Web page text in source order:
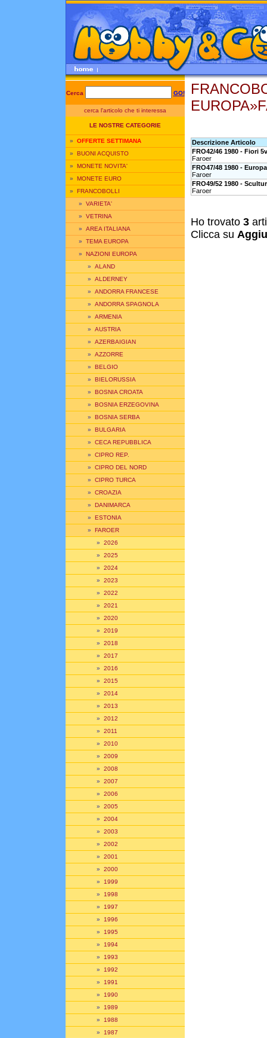
Cerca GO!
cerca l'articolo che ti interessa
LE NOSTRE CATEGORIE
» OFFERTE SETTIMANA
» BUONI ACQUISTO
» MONETE NOVITA'
» MONETE EURO
» FRANCOBOLLI
» VARIETA'
» VETRINA
» AREA ITALIANA
» TEMA EUROPA
» NAZIONI EUROPA
» ALAND
» ALDERNEY
» ANDORRA FRANCESE
» ANDORRA SPAGNOLA
» ARMENIA
» AUSTRIA
» AZERBAIGIAN
» AZZORRE
» BELGIO
» BIELORUSSIA
» BOSNIA CROATA
» BOSNIA ERZEGOVINA
» BOSNIA SERBA
» BULGARIA
» CECA REPUBBLICA
» CIPRO REP.
» CIPRO DEL NORD
» CIPRO TURCA
» CROAZIA
» DANIMARCA
» ESTONIA
» FAROER
» 2026
» 2025
» 2024
» 2023
» 2022
» 2021
» 2020
» 2019
» 2018
» 2017
» 2016
» 2015
» 2014
» 2013
» 2012
» 2011
» 2010
» 2009
» 2008
» 2007
» 2006
» 2005
» 2004
» 2003
» 2002
» 2001
» 2000
» 1999
» 1998
» 1997
» 1996
» 1995
» 1994
» 1993
» 1992
» 1991
» 1990
» 1989
» 1988
» 1987
Descrizione Articolo
FRO42/46 1980 - Fiori
Faroer
FRO47/48 1980 -
Faroer
FRO49/52 1980 -
Faroer
Ho trovato 3
Clicca su